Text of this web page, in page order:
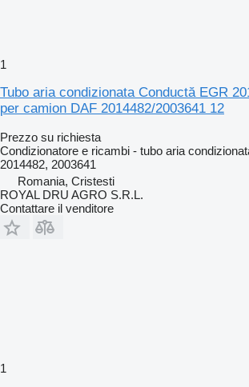
1
Tubo aria condizionata Conductă EGR
per camion DAF 2014482/2003641 12
Prezzo su richiesta
Condizionatore e ricambi - tubo aria
2014482, 2003641
Romania, Cristesti
ROYAL DRU AGRO S.R.L.
Contattare il venditore
1